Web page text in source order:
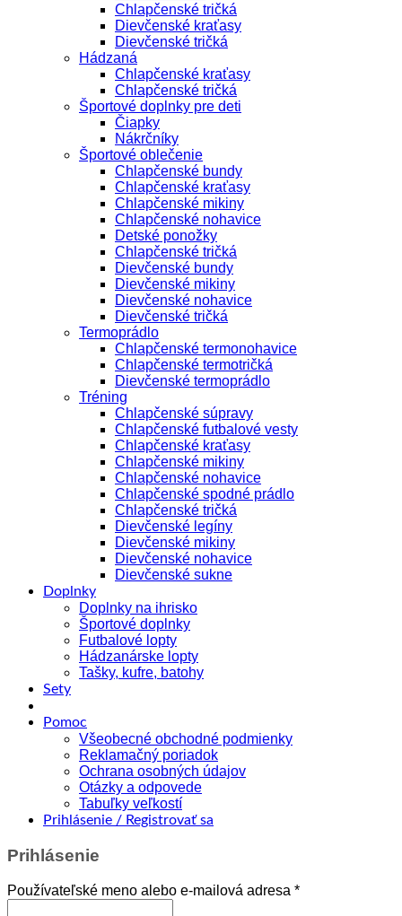
Chlapčenské tričká
Dievčenské kraťasy
Dievčenské tričká
Hádzaná
Chlapčenské kraťasy
Chlapčenské tričká
Športové doplnky pre deti
Čiapky
Nákrčníky
Športové oblečenie
Chlapčenské bundy
Chlapčenské kraťasy
Chlapčenské mikiny
Chlapčenské nohavice
Detské ponožky
Chlapčenské tričká
Dievčenské bundy
Dievčenské mikiny
Dievčenské nohavice
Dievčenské tričká
Termoprádlo
Chlapčenské termonohavice
Chlapčenské termotričká
Dievčenské termoprádlo
Tréning
Chlapčenské súpravy
Chlapčenské futbalové vesty
Chlapčenské kraťasy
Chlapčenské mikiny
Chlapčenské nohavice
Chlapčenské spodné prádlo
Chlapčenské tričká
Dievčenské legíny
Dievčenské mikiny
Dievčenské nohavice
Dievčenské sukne
Doplnky
Doplnky na ihrisko
Športové doplnky
Futbalové lopty
Hádzanárske lopty
Tašky, kufre, batohy
Sety
Pomoc
Všeobecné obchodné podmienky
Reklamačný poriadok
Ochrana osobných údajov
Otázky a odpovede
Tabuľky veľkostí
Prihlásenie / Registrovať sa
Prihlásenie
Používateľské meno alebo e-mailová adresa *Povinné